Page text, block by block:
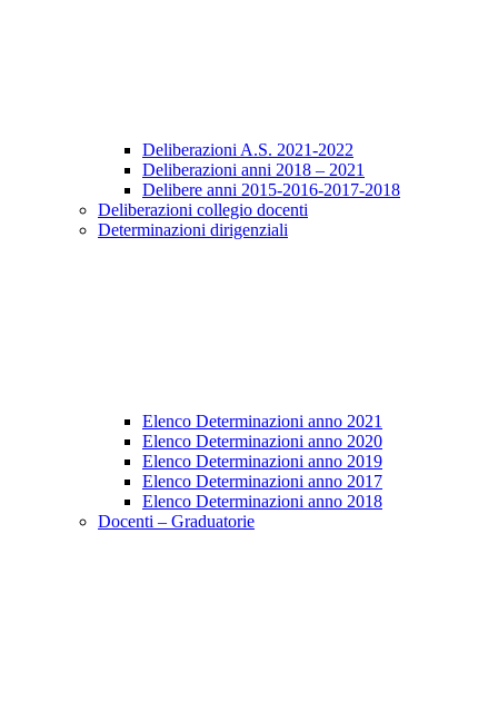
Deliberazioni A.S. 2021-2022
Deliberazioni anni 2018 – 2021
Delibere anni 2015-2016-2017-2018
Deliberazioni collegio docenti
Determinazioni dirigenziali
Elenco Determinazioni anno 2021
Elenco Determinazioni anno 2020
Elenco Determinazioni anno 2019
Elenco Determinazioni anno 2017
Elenco Determinazioni anno 2018
Docenti – Graduatorie